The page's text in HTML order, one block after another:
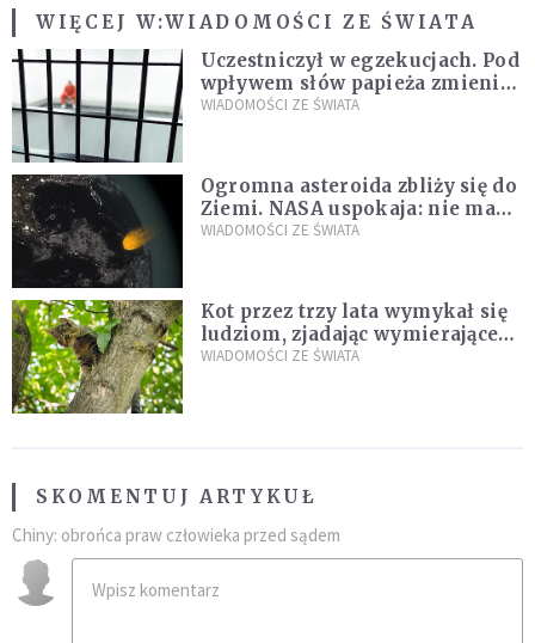
WIĘCEJ W:WIADOMOŚCI ZE ŚWIATA
Uczestniczył w egzekucjach. Pod
wpływem słów papieża zmienił
zdanie
WIADOMOŚCI ZE ŚWIATA
Ogromna asteroida zbliży się do
Ziemi. NASA uspokaja: nie ma
zagrożenia
WIADOMOŚCI ZE ŚWIATA
Kot przez trzy lata wymykał się
ludziom, zjadając wymierające
kaczki. W końcu popełnił
WIADOMOŚCI ZE ŚWIATA
SKOMENTUJ ARTYKUŁ
Chiny: obrońca praw człowieka przed sądem